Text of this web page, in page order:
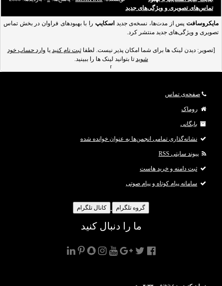
تماس‌های تصویری و ویژگی‌های جدید
مایکروسافتپس از مدت‌ها، نسخه‌ی جدید اسکایپ را با بهبودهای فراوان در بخش تماس
تصویری و ویژگی‌های جدید منتشر کرد.
[تصویر: دیدن لینک ها برای شما امکان پذیر نیست. لطفاثبت نام کنید یا وارد حساب خود
شوید تا بتوانید لینک ها را ببینید.
]
خود، اسکایپ است. اهالی ردموند پس از مدت‌ها نسخه‌ی جدیدی از اسکایپ را با موارد
چون افزایش کیفیت تماس ویدیویی، قابلیت
صفحه‌ی تماس
روماک
بایگانی
نشانه‌گذاری تمامی انجمن‌ها به عنوان خوانده شده
پیوند سایتی RSS
ثبت دامنه و خرید هاست
سامانه پیام کوتاه و پیام صوتی
گروه تلگرام کانال تلگرام
ما را دنبال کنید